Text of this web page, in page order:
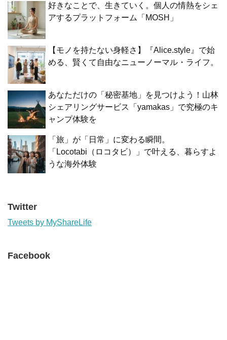
好きなことで、生きていく。個人の情熱をシェ
アするプラットフォーム「MOSH」
【モノを持たない身軽さ】『Alice.style』で始
める、賢くて自由なニューノーマル・ライフ。
あなただけの「秘密基地」を見つけよう！山林
シェアリングサービス「yamakas」で究極のキ
ャンプ体験を
「旅」が「日常」に変わる瞬間。
「Locotabi（ロコタビ）」で叶える、暮らすよ
うな海外体験
Twitter
Tweets by MyShareLife
Facebook